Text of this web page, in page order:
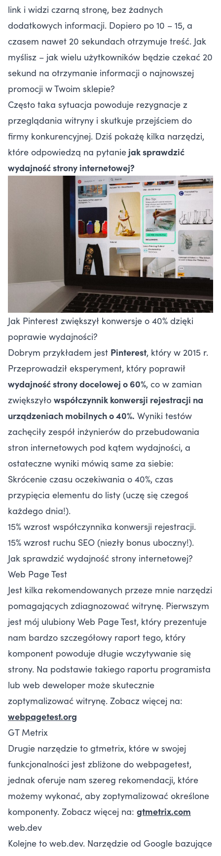
link i widzi czarną stronę, bez żadnych
dodatkowych informacji. Dopiero po 10 – 15, a
czasem nawet 20 sekundach otrzymuje treść. Jak
myślisz – jak wielu użytkowników będzie czekać 20
sekund na otrzymanie informacji o najnowszej
promocji w Twoim sklepie?
Często taka sytuacja powoduje rezygnacje z
przeglądania witryny i skutkuje przejściem do
firmy konkurencyjnej. Dziś pokażę kilka narzędzi,
które odpowiedzą na pytanie jak sprawdzić
wydajność strony internetowej?
Jak Pinterest zwiększył konwersje o 40% dzięki
poprawie wydajności?
Dobrym przykładem jest Pinterest, który w 2015 r.
Przeprowadził eksperyment, który poprawił
wydajność strony docelowej o 60%, co w zamian
zwiększyło współczynnik konwersji rejestracji na
urządzeniach mobilnych o 40%. Wyniki testów
zachęciły zespół inżynierów do przebudowania
stron internetowych pod kątem wydajności, a
ostateczne wyniki mówią same za siebie:
Skrócenie czasu oczekiwania o 40%, czas
przypięcia elementu do listy (uczę się czegoś
każdego dnia!).
15% wzrost współczynnika konwersji rejestracji.
15% wzrost ruchu SEO (niezły bonus uboczny!).
Jak sprawdzić wydajność strony internetowej?
Web Page Test
Jest kilka rekomendowanych przeze mnie narzędzi
pomagających zdiagnozować witrynę. Pierwszym
jest mój ulubiony Web Page Test, który prezentuje
nam bardzo szczegółowy raport tego, który
komponent powoduje długie wczytywanie się
strony. Na podstawie takiego raportu programista
lub web deweloper może skutecznie
zoptymalizować witrynę. Zobacz więcej na:
webpagetest.org
GT Metrix
Drugie narzędzie to gtmetrix, które w swojej
funkcjonalności jest zbliżone do webpagetest,
jednak oferuje nam szereg rekomendacji, które
możemy wykonać, aby zoptymalizować określone
komponenty. Zobacz więcej na: gtmetrix.com
web.dev
Kolejne to web.dev. Narzędzie od Google bazujące